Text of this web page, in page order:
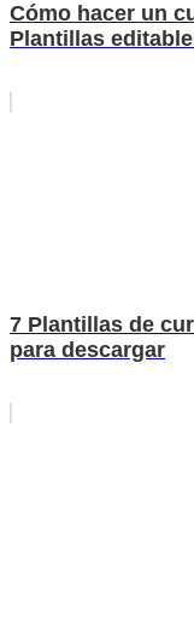
Cómo hacer un
Plantillas
7 Plantillas de
para descargar